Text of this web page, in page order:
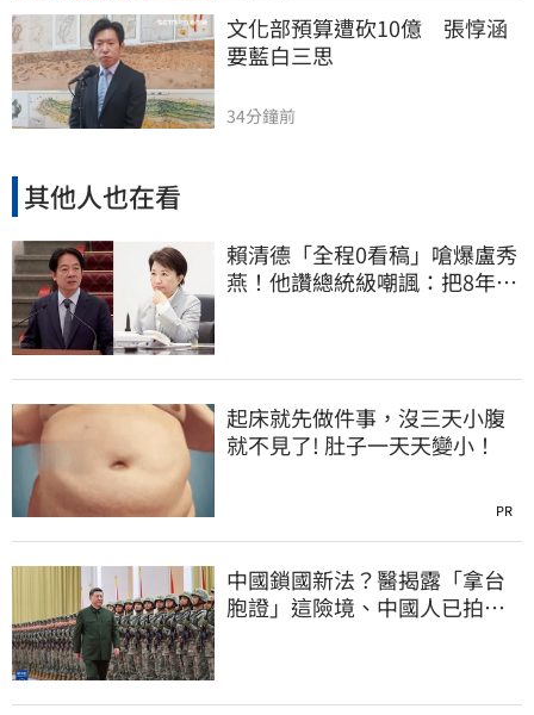
文化部預算遭砍10億　張惇涵
要藍白三思
34分鐘前
其他人也在看
賴清德「全程0看稿」嗆爆盧秀
燕！他讚總統級嘲諷：把8年總
起床就先做件事，沒三天小腹
就不見了! 肚子一天天變小！
PR
中國鎖國新法？醫揭露「拿台
胞證」這險境、中國人已拍很